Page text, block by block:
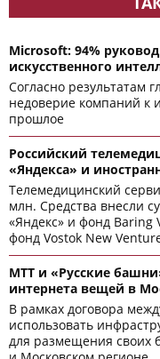
Microsoft: 94%
искусственного
Согласно результатам
недоверие компаний к
прошлое
Российский
«Яндекса» и
Телемедицинский
млн. Средства внесли
«Яндекс» и фонд Baring
фонд Vostok New
МТТ и «Русские
интернета вещей в
В рамках договора
использовать
для размещения своих